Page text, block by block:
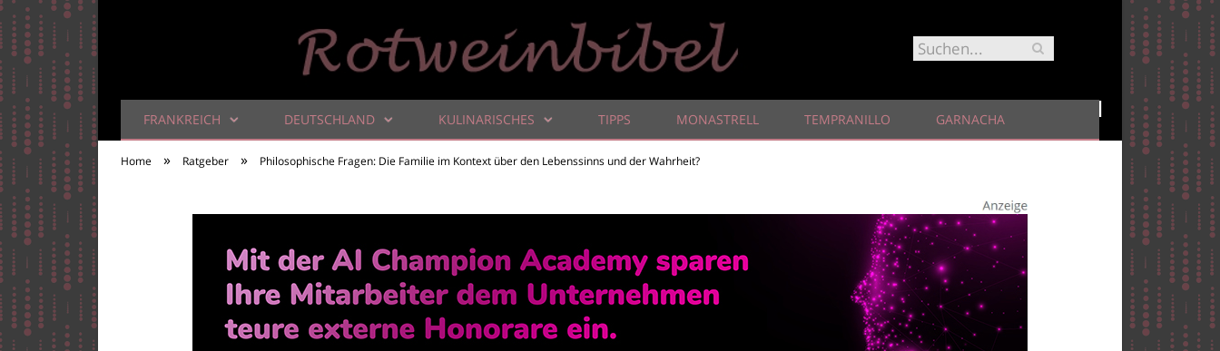
Rotweinbibel
FRANKREICH DEUTSCHLAND KULINARISCHES TIPPS MONASTRELL TEMPRANILLO GARNACHA
Home » Ratgeber » Philosophische Fragen: Die Familie im Kontext über den Lebenssinns und der Wahrheit?